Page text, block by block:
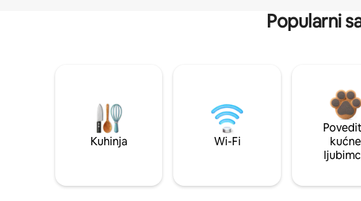
Popularni
Kuhinja Wi-Fi
kućne